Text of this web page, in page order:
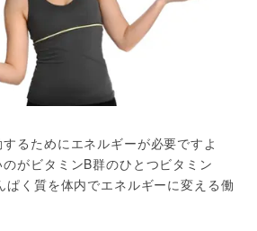
るためにエネルギーが必要ですよ
がビタミンB群のひとつビタミン
ぱく質を体内でエネルギーに変える働